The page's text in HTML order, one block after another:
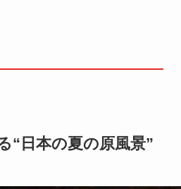
“日本の夏の原風景”